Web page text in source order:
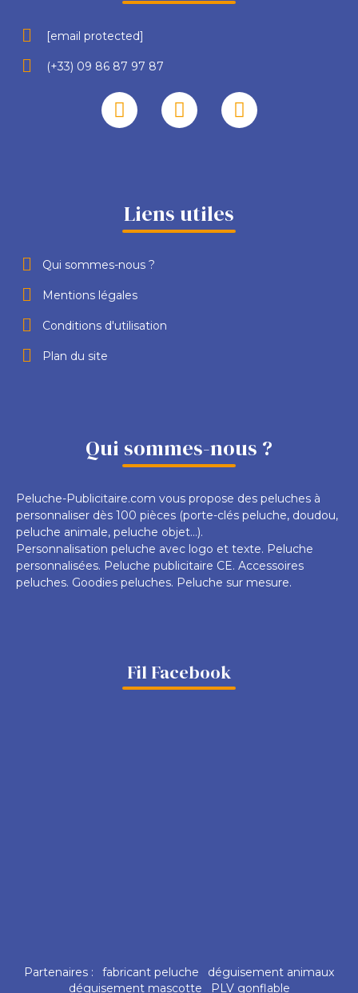
[email protected]
(+33) 09 86 87 97 87
Liens utiles
Qui sommes-nous ?
Mentions légales
Conditions d'utilisation
Plan du site
Qui sommes-nous ?
Peluche-Publicitaire.com vous propose des peluches à
personnaliser dès 100 pièces (porte-clés peluche, doudou,
peluche animale, peluche objet...).
Personnalisation peluche avec logo et texte. Peluche
personnalisées. Peluche publicitaire CE. Accessoires
peluches. Goodies peluches. Peluche sur mesure.
Fil Facebook
Partenaires : fabricant peluche
déguisement animaux
déguisement mascotte
PLV gonflable